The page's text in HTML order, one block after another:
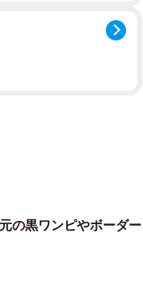
の黒ワンピやボーダー